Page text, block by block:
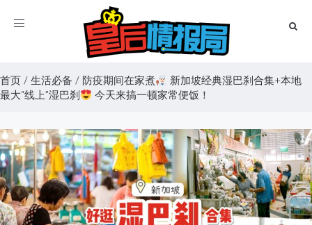
Toggle
首页 / 生活必备 / 防疫期间在家煮
新加坡经典湿巴刹合集+本地
最大“线上”湿巴刹
今天来搞一顿家常便饭！